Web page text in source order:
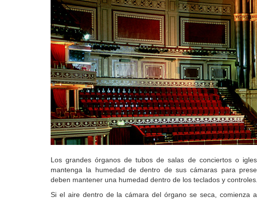
Los grandes órganos de tubos de salas de conciertos o
mantenga la humedad de dentro de sus cámaras para
deben mantener una humedad dentro de los teclados y controles.
Si el aire dentro de la cámara del órgano se seca, comienza